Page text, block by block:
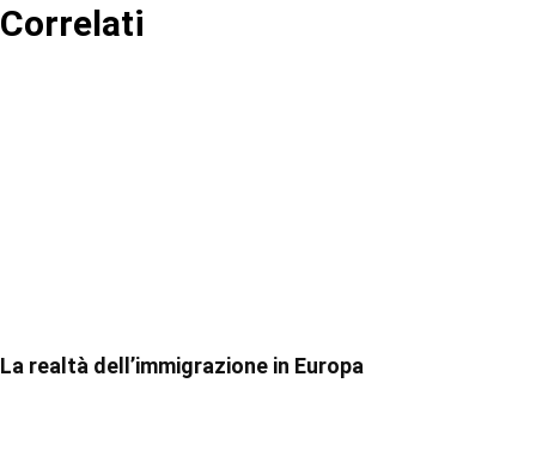
Correlati
La realtà dell’immigrazione in Europa